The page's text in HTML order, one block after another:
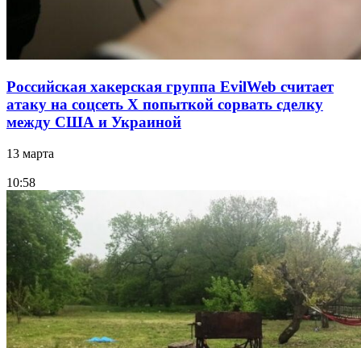
Российская хакерская группа EvilWeb считает
атаку на соцсеть Х попыткой сорвать сделку
между США и Украиной
13 марта
10:58